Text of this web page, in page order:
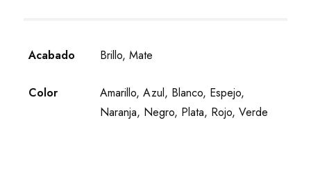
Acabado Brillo, Mate
Color
Amarillo, Azul, Blanco, Espejo,
Naranja, Negro, Plata, Rojo, Verde